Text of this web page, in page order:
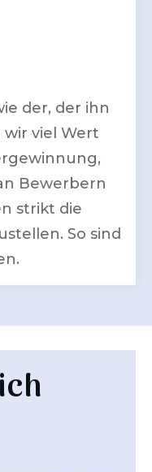
der, der ihn
viel Wert
Bewerbern
strikt die
So sind